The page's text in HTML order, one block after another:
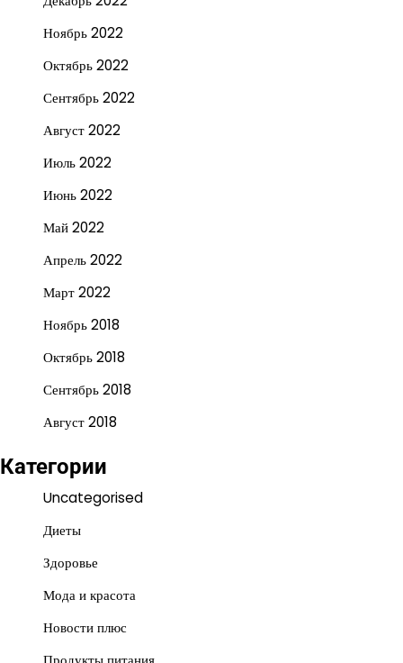
Ноябрь 2022
Октябрь 2022
Сентябрь 2022
Август 2022
Июль 2022
Июнь 2022
Май 2022
Апрель 2022
Март 2022
Ноябрь 2018
Октябрь 2018
Сентябрь 2018
Август 2018
Категории
Uncategorised
Диеты
Здоровье
Мода и красота
Новости плюс